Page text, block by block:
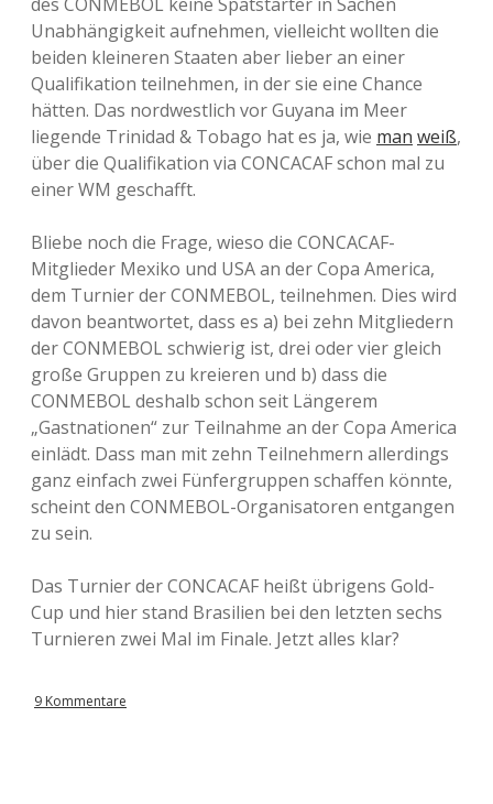
Unabhängigkeit aufnehmen, vielleicht wollten die
beiden kleineren Staaten aber lieber an einer
Qualifikation teilnehmen, in der sie eine Chance
hätten. Das nordwestlich vor Guyana im Meer
liegende Trinidad & Tobago hat es ja, wie man weiß,
über die Qualifikation via CONCACAF schon mal zu
einer WM geschafft.
Bliebe noch die Frage, wieso die CONCACAF-
Mitglieder Mexiko und USA an der Copa America,
dem Turnier der CONMEBOL, teilnehmen. Dies wird
davon beantwortet, dass es a) bei zehn Mitgliedern
der CONMEBOL schwierig ist, drei oder vier gleich
große Gruppen zu kreieren und b) dass die
CONMEBOL deshalb schon seit Längerem
„Gastnationen“ zur Teilnahme an der Copa America
einlädt. Dass man mit zehn Teilnehmern allerdings
ganz einfach zwei Fünfergruppen schaffen könnte,
scheint den CONMEBOL-Organisatoren entgangen
zu sein.
Das Turnier der CONCACAF heißt übrigens Gold-
Cup und hier stand Brasilien bei den letzten sechs
Turnieren zwei Mal im Finale. Jetzt alles klar?
9 Kommentare